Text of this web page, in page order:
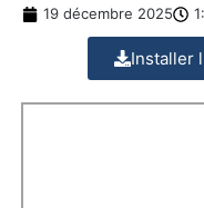
19 décembre 2025
Installer